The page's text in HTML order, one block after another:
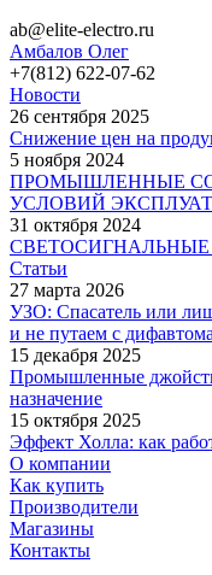
ab@elite-electro.ru
Амбалов Олег
+7(812) 622-07-62
Новости
26 сентября 2025
Снижение цен на
5 ноября 2024
ПРОМЫШЛЕННЫЕ
УСЛОВИЙ
31 октября 2024
СВЕТОСИГНАЛЬНЫЕ
Статьи
27 марта 2026
УЗО: Спасатель или
и не путаем с
15 декабря 2025
Промышленные
назначение
15 октября 2025
Эффект Холла: как
О компании
Как купить
Производители
Магазины
Контакты